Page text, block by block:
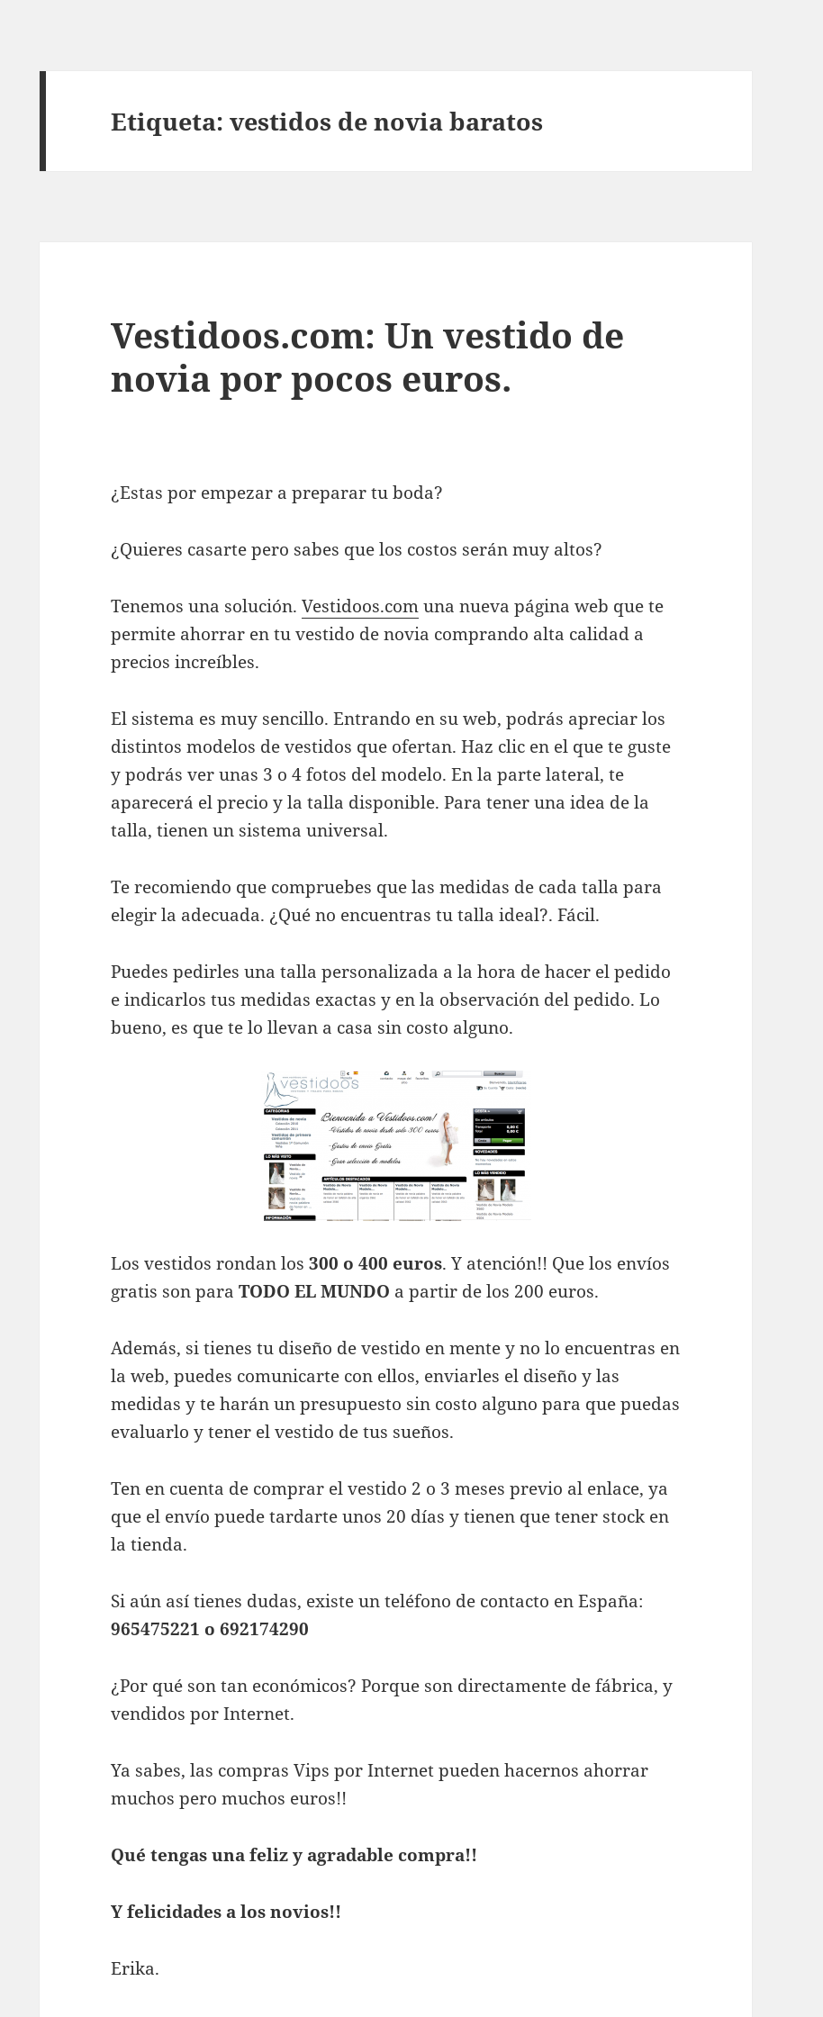
Etiqueta:vestidos de novia baratos
Vestidoos.com: Un vestido de
novia por pocos euros.
¿Estas por empezar a preparar tu boda?
¿Quieres casarte pero sabes que los costos serán muy altos?
Tenemos una solución.Vestidoos.comuna nueva página web que te
permite ahorrar en tu vestido de novia comprando alta calidad a
precios increíbles.
El sistema es muy sencillo. Entrando en su web, podrás apreciar los
distintos modelos de vestidos que ofertan. Haz clic en el que te guste
y podrás ver unas 3 o 4 fotos del modelo. En la parte lateral, te
aparecerá el precio y la talla disponible. Para tener una idea de la
talla, tienen un sistema universal.
Te recomiendo que compruebes que las medidas de cada talla para
elegir la adecuada. ¿Qué no encuentras tu talla ideal?. Fácil.
Puedes pedirles una talla personalizada a la hora de hacer el pedido
e indicarlos tus medidas exactas y en la observación del pedido. Lo
bueno, es que te lo llevan a casa sin costo alguno.
Los vestidos rondan los300 o 400 euros. Y atención!! Que los envíos
gratis son paraTODO EL MUNDO a partir de los 200 euros.
Además, si tienes tu diseño de vestido en mente y no lo encuentras en
la web, puedes comunicarte con ellos, enviarles el diseño y las
medidas y te harán un presupuesto sin costo alguno para que puedas
evaluarlo y tener el vestido de tus sueños.
Ten en cuenta de comprar el vestido 2 o 3 meses previo al enlace, ya
que el envío puede tardarte unos 20 días y tienen que tener stock en
la tienda.
Si aún así tienes dudas, existe un teléfono de contacto en España:
965475221 o 692174290
¿Por qué son tan económicos? Porque son directamente de fábrica, y
vendidos por Internet.
Ya sabes, las compras Vips por Internet pueden hacernos ahorrar
muchos pero muchos euros!!
Qué tengas una feliz y agradable compra!!
Y felicidades a los novios!!
Erika.